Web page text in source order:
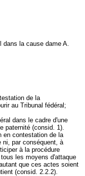
dans la cause dame A.
de la
au Tribunal fédéral;
dans le cadre d'une
paternité (consid. 1).
en contestation de la
ni, par conséquent, à
à la procédure
les moyens d'attaque
que ces actes soient
(consid. 2.2.2).